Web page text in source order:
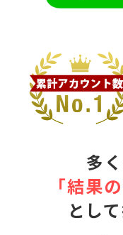
多
｢結果
とし